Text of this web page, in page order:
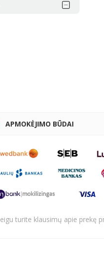
APMOKĖJIMO BŪDAI
turite klausimų apie prekę